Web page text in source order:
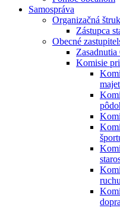
Samospráva
Organizačná
Zástupca
Obecné
Zasadnutia
Komisie